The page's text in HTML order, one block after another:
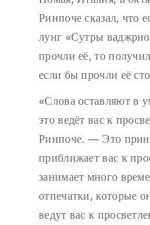
Ринпоче сказал, что
лунг «Сутры
прочли её, то
если бы прочли её
«Слова оставляют в
это ведёт вас к
Ринпоче. — Это
приближает вас к
занимает много
отпечатки, которые
ведут вас к